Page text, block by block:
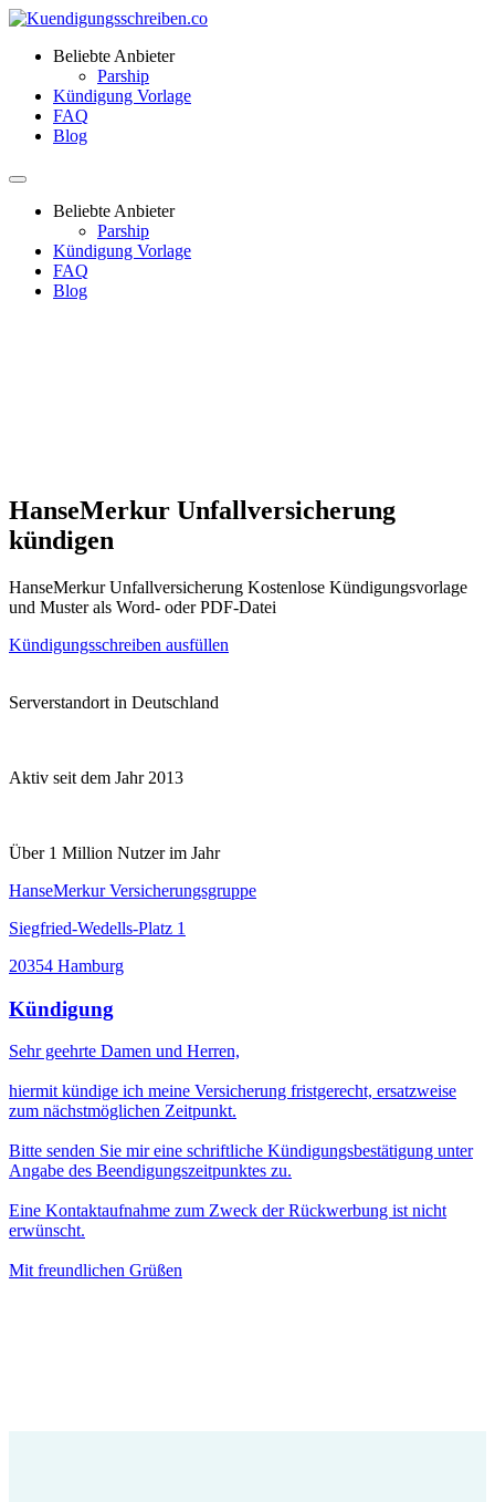
Beliebte Anbieter
Parship
Kündigung Vorlage
FAQ
Blog
Beliebte Anbieter
Parship
Kündigung Vorlage
FAQ
Blog
HanseMerkur Unfallversicherung
kündigen
HanseMerkur Unfallversicherung Kostenlose Kündigungsvorlage
und Muster als Word- oder PDF-Datei
Kündigungsschreiben ausfüllen
Serverstandort in Deutschland
Aktiv seit dem Jahr 2013
Über 1 Million Nutzer im Jahr
HanseMerkur Versicherungsgruppe
Siegfried-Wedells-Platz 1
20354 Hamburg
Kündigung
Sehr geehrte Damen und Herren,
hiermit kündige ich meine Versicherung fristgerecht, ersatzweise
zum nächstmöglichen Zeitpunkt.
Bitte senden Sie mir eine schriftliche Kündigungsbestätigung unter
Angabe des Beendigungszeitpunktes zu.
Eine Kontaktaufnahme zum Zweck der Rückwerbung ist nicht
erwünscht.
Mit freundlichen Grüßen